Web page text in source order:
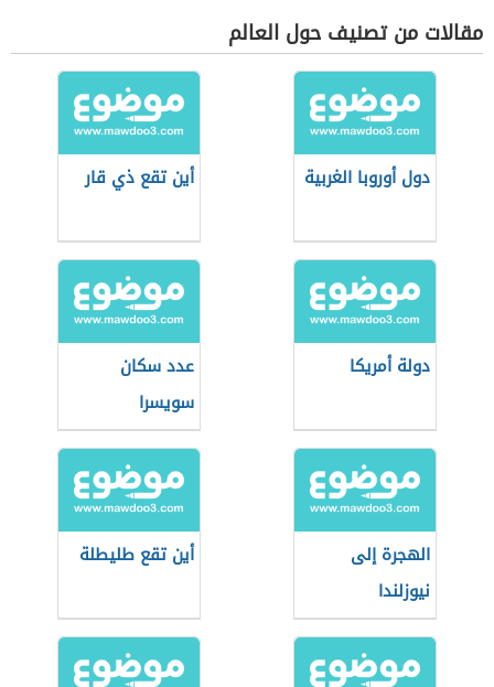
مقالات من تصنيف حول العالم
دول أوروبا الغربية أين تقع ذي قار
دولة أمريكا
عدد سكان
سويسرا
الهجرة إلى
نيوزلندا
أين تقع طليطلة